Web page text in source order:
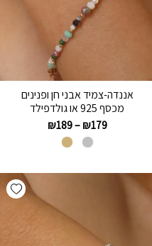
אננדה-צמיד אבני חן ופנינים
מכסף 925 או גולדפילד
₪179
–
₪189
Add